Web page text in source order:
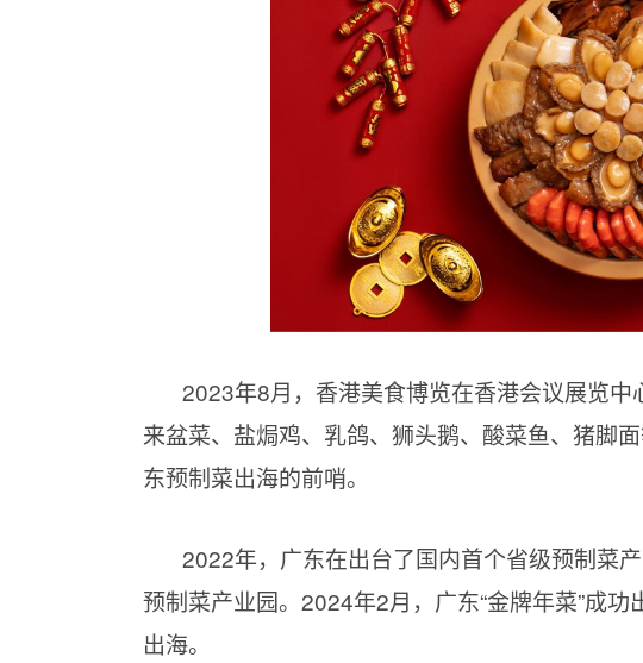
2023年8月，香港美食博览在香港会议展览
来盆菜、盐焗鸡、乳鸽、狮头鹅、酸菜鱼、猪脚
东预制菜出海的前哨。
2022年，广东在出台了国内首个省级预制菜
预制菜产业园。2024年2月，广东“金牌年菜”成
出海。